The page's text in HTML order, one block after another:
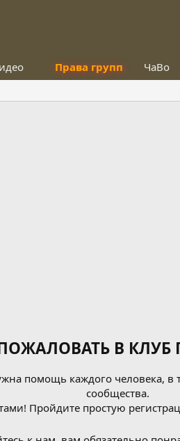
Права групп ЧаВо
В КЛУБ
помощь каждого человека, в
сообщества.
Пройдите простую